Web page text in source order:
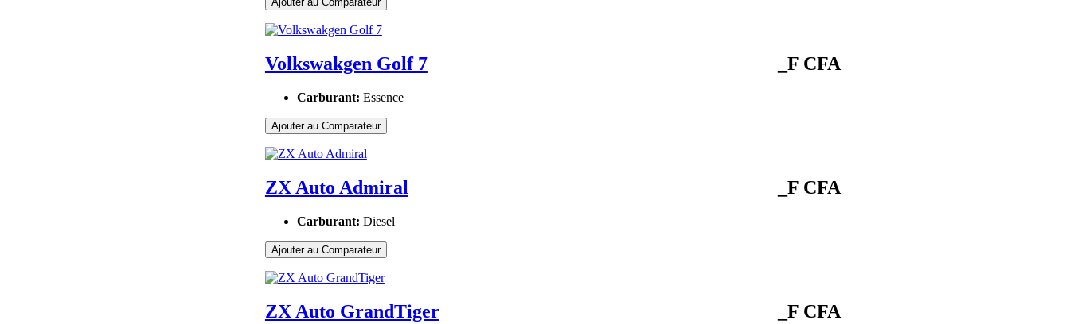
Volkswakgen Golf 7 _F CFA
Carburant: Essence
Ajouter au Comparateur
ZX Auto Admiral _F CFA
Carburant: Diesel
Ajouter au Comparateur
ZX Auto GrandTiger _F CFA